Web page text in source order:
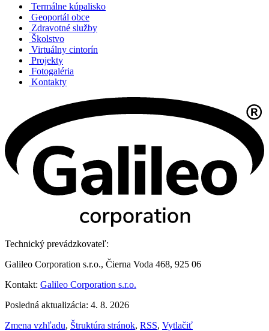
Termálne kúpalisko
Geoportál obce
Zdravotné služby
Školstvo
Virtuálny cintorín
Projekty
Fotogaléria
Kontakty
Technický prevádzkovateľ:
Galileo Corporation s.r.o., Čierna Voda 468, 925 06
Kontakt: Galileo Corporation s.r.o.
Posledná aktualizácia: 4. 8. 2026
Zmena vzhľadu, Štruktúra stránok, RSS, Vytlačiť